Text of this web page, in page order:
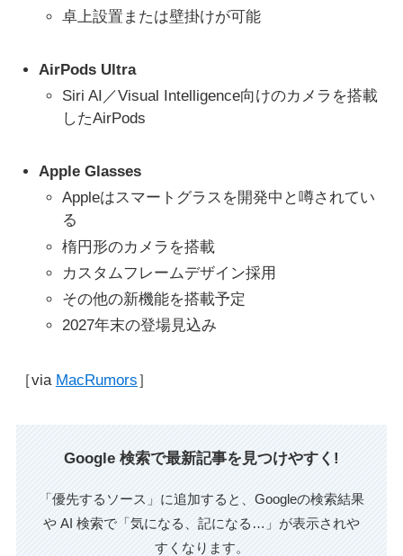
卓上設置または壁掛けが可能
AirPods Ultra
Siri AI／Visual Intelligence向けのカメラを搭載
したAirPods
Apple Glasses
Appleはスマートグラスを開発中と噂されてい
る
楕円形のカメラを搭載
カスタムフレームデザイン採用
その他の新機能を搭載予定
2027年末の登場見込み
［via MacRumors］
Google 検索で最新記事を見つけやすく!
「優先するソース」に追加すると、Googleの検索結果
や AI 検索で「気になる、記になる…」が表示されや
すくなります。